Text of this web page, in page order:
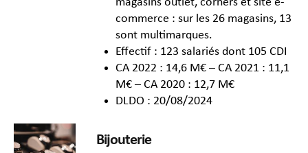
commerce : sur les 26 magasins, 13
sont multimarques.
Effectif : 123 salariés dont 105 CDI
CA 2022 : 14,6 M€ – CA 2021 : 11,1
M€ – CA 2020 : 12,7 M€
DLDO : 20/08/2024
Bijouterie